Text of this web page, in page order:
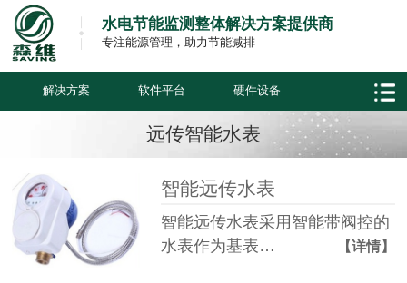
水电节能监测整体解决方案提供商
专注能源管理，助力节能减排
解决方案 软件平台 硬件设备
远传智能水表
智能远传水表
智能远传水表采用智能带阀控的
水表作为基表…
【详情】